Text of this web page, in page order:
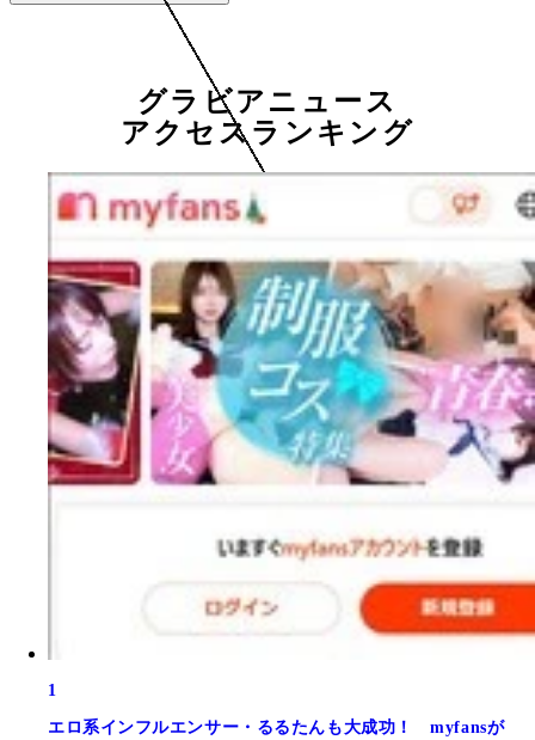
グラビアニュース
アクセスランキング
1
エロ系インフルエンサー・るるたんも大成功！ myfansが